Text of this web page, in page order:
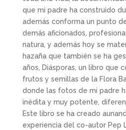
que mi padre ha construido
además conforma un punto
demás aficionados,
natura, y además hoy se
hazaña que también se ha
años, Diásporas, un libro que
frutos y semillas de la Flora
donde las fotos de mi padre
inédita y muy potente,
Este libro se ha creado
experiencia del co-autor Pep